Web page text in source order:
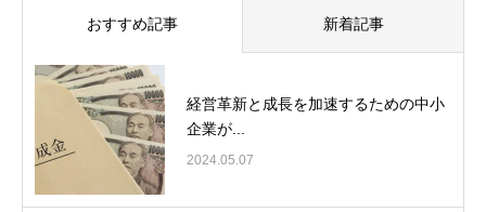
おすすめ記事 新着記事
経営革新と成長を加速するための中小
企業が...
2024.05.07